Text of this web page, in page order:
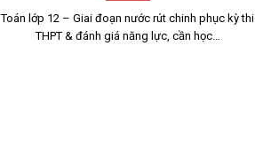
Toán lớp 12 – Giai đoạn nước rút chinh phục kỳ thi
THPT & đánh giá năng lực, cần học…